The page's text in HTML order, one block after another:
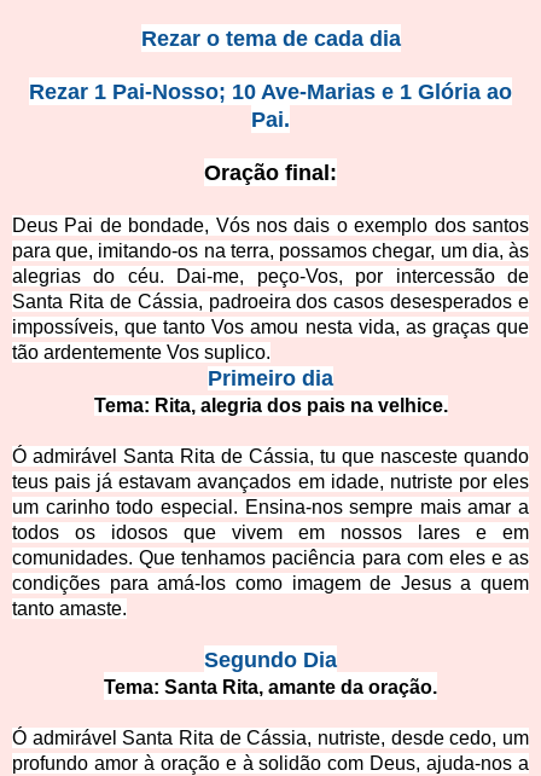
Rezar o tema de cada dia
Rezar 1 Pai-Nosso; 10 Ave-Marias e 1 Glória ao
Pai.
Oração final:
Deus Pai de bondade, Vós nos dais o exemplo dos santos
para que, imitando-os na terra, possamos chegar, um dia, às
alegrias do céu. Dai-me, peço-Vos, por intercessão de
Santa Rita de Cássia, padroeira dos casos desesperados e
impossíveis, que tanto Vos amou nesta vida, as graças que
tão ardentemente Vos suplico.
Primeiro dia
Tema: Rita, alegria dos pais na velhice.
Ó admirável Santa Rita de Cássia, tu que nasceste quando
teus pais já estavam avançados em idade, nutriste por eles
um carinho todo especial. Ensina-nos sempre mais amar a
todos os idosos que vivem em nossos lares e em
comunidades. Que tenhamos paciência para com eles e as
condições para amá-los como imagem de Jesus a quem
tanto amaste.
Segundo Dia
Tema: Santa Rita, amante da oração.
Ó admirável Santa Rita de Cássia, nutriste, desde cedo, um
profundo amor à oração e à solidão com Deus, ajuda-nos a